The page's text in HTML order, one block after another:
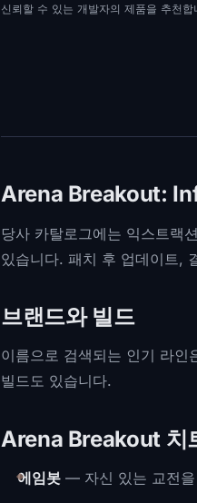
신뢰할 수 있는 개발자의 제품을 추천합
Arena Breakout:
당사 카탈로그에는 익스트랙
있습니다. 패치 후 업데이트,
브랜드와 빌드
이름으로 검색되는 인기 라인
빌드도 있습니다.
Arena Breakout 치
에임봇 — 자신 있는 교전